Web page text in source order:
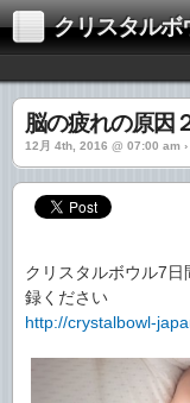
クリスタルボ
脳の疲れの原因
12月 4th, 2016 @ 07:00 am
クリスタルボウル7日
録ください
http://crystalbowl-